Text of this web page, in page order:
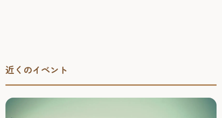
近くのイベント